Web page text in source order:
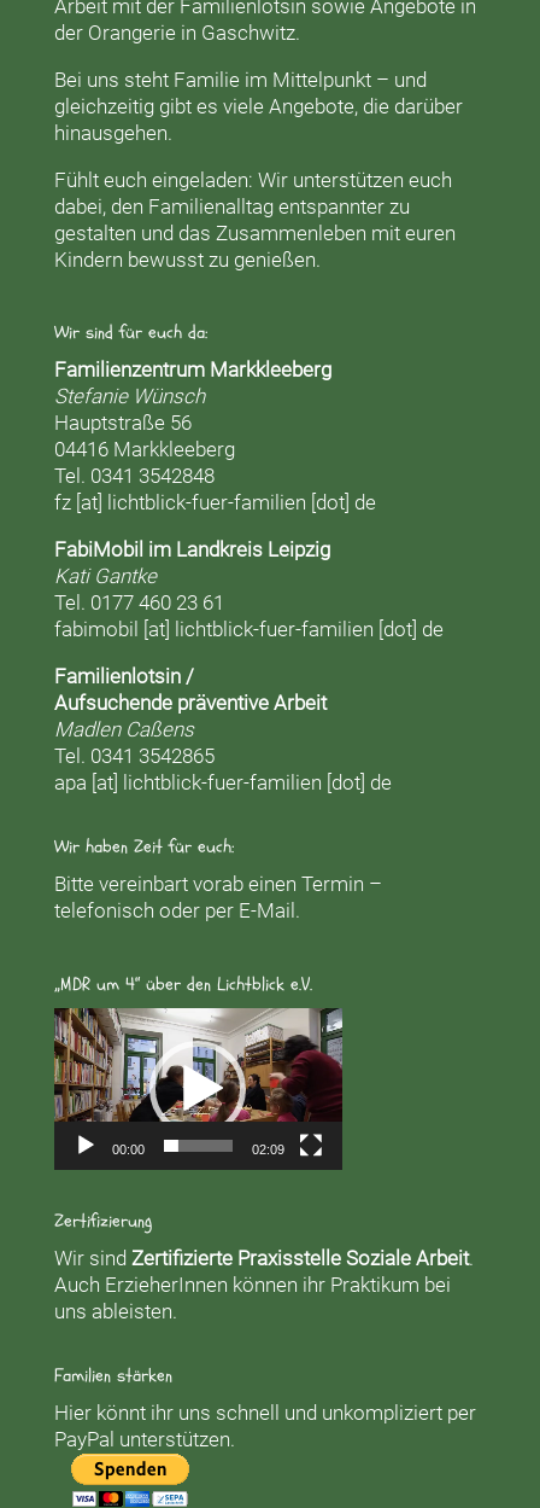
Arbeit mit der Familienlotsin sowie Angebote in
der Orangeriein Gaschwitz.
Bei uns steht Familie im Mittelpunkt – und
gleichzeitig gibt es viele Angebote, die darüber
hinausgehen.
Fühlt euch eingeladen: Wir unterstützen euch
dabei, den Familienalltag entspannter zu
gestalten und das Zusammenleben mit euren
Kindern bewusst zu genießen.
Wir sind für euch da:
Familienzentrum Markkleeberg
Stefanie Wünsch
Hauptstraße 56
04416 Markkleeberg
Tel. 0341 3542848
fz [at] lichtblick-fuer-familien [dot] de
FabiMobil im Landkreis Leipzig
Kati Gantke
Tel. 0177 460 23 61
fabimobil [at] lichtblick-fuer-familien [dot] de
Familienlotsin /
Aufsuchende präventive Arbeit
Madlen Caßens
Tel. 0341 3542865
apa [at] lichtblick-fuer-familien [dot] de
Wir haben Zeit für euch:
Bitte vereinbart vorab einen Termin –
telefonisch oder per E-Mail.
„MDR um 4“ über den Lichtblick e.V.
Video-
Player
00:00 02:09
Zertifizierung
Wir sind Zertifizierte Praxisstelle Soziale Arbeit.
Auch ErzieherInnen können ihr Praktikum bei
uns ableisten.
Familien stärken
Hier könnt ihr uns schnell und unkompliziert per
PayPal unterstützen.